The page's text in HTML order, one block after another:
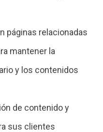
páginas relacionadas
mantener la
y los contenidos
de contenido y
sus clientes